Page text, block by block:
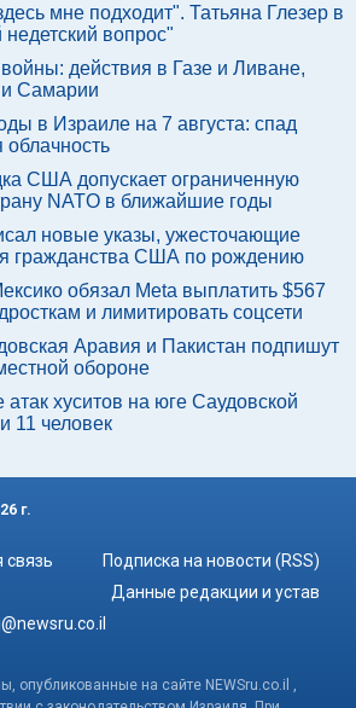
мне подходит". Татьяна Глезер в
вопрос"
действия в Газе и Ливане,
Самарии
в Израиле на 7 августа: спад
США допускает ограниченную
NATO в ближайшие годы
новые указы, ужесточающие
гражданства США по рождению
обязал Meta выплатить $567
и лимитировать соцсети
Аравия и Пакистан подпишут
обороне
атак хуситов на юге Саудовской
11 человек
г.
связь
Подписка на новости (RSS)
Данные редакции и устав
опубликованные на сайте NEWSru.co.il ,